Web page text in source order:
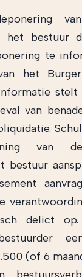
het bestuur
te
het
stelt
van
van
bestuur
delict
(of 6